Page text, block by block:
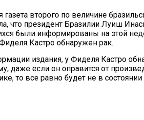
газета второго по величине
что президент Бразилии Луиш
были информированы на этой
Кастро обнаружен рак.
издания, у Фиделя Кастро
даже если он оправится от
то все равно будет не в